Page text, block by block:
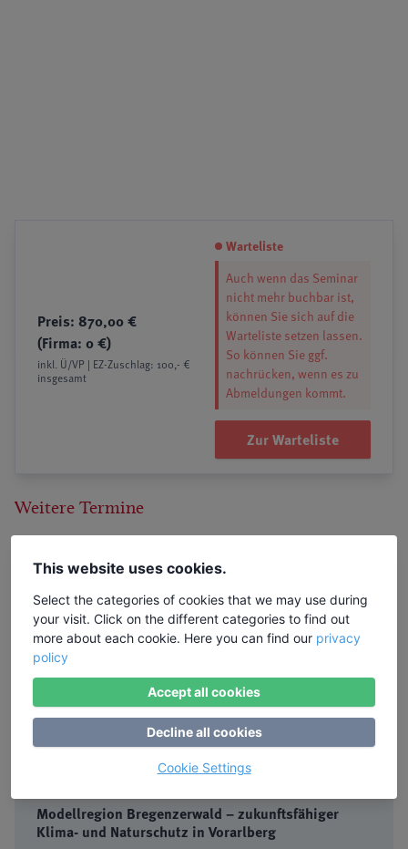
Preis: 870,00 €
(Firma: 0 €)
inkl. Ü/VP | EZ-Zuschlag: 100,- €
insgesamt
Warteliste
Auch wenn das Seminar
nicht mehr buchbar ist,
können Sie sich auf die
Warteliste setzen lassen.
So können Sie ggf.
nachrücken, wenn es zu
Abmeldungen kommt.
Zur Warteliste
Weitere Termine
25.10.2026 - 30.10.2026
Modellregion Bregenzerwald – zukunftsfähiger
Klima- und Naturschutz in Vorarlberg
Ort: Hittisau, Österreich
870,00 €
Warteliste Zum Seminar
Modellregion Bregenzerwald – zukunftsfähiger
Klima- und Naturschutz in Vorarlberg
This website uses cookies.
Select the categories of cookies that we may use during
your visit. Click on the different categories to find out
more about each cookie. Here you can find our privacy
policy
Accept all cookies
Decline all cookies
Cookie Settings